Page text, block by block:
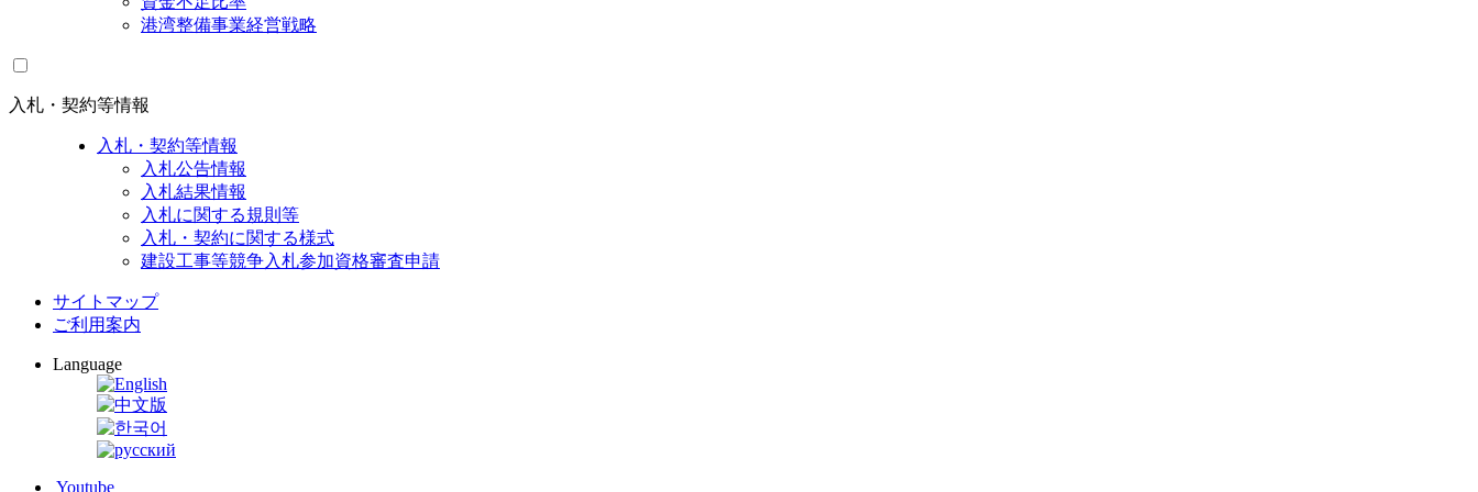
港湾整備事業経営戦略
入札・契約等情報
入札・契約等情報
入札公告情報
入札結果情報
入札に関する規則等
入札・契約に関する様式
建設工事等競争入札参加資格審査申請
サイトマップ
ご利用案内
Language
Youtube